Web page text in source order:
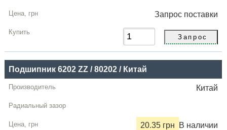
Запрос поставки
Подшипник 6202 ZZ / 80202 / Китай
Китай
20.35 грн В наличии